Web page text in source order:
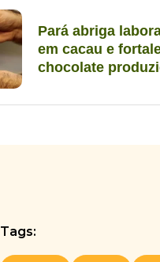
Pará abriga
em cacau e
chocolate
Tags: